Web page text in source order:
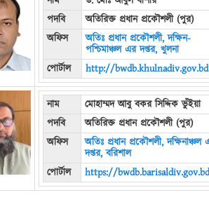
পদবি
অতিরিক্ত প্রধান প্রকৌশলী (পুর)
অফিস
অতিঃ প্রধান প্রকৌশলী, দক্ষিন-
পশ্চিমাঞ্চল এর দপ্তর, খুলনা
পোর্টাল
http://bwdb.khulnadiv.gov.bd
নাম
মোহাম্মদ আবু বকর সিদ্দিক ভুঁইয়া
পদবি
অতিরিক্ত প্রধান প্রকৌশলী (পুর)
অফিস
অতিঃ প্রধান প্রকৌশলী, দক্ষিনাঞ্চল
দপ্তর, বরিশাল
পোর্টাল
https://bwdb.barisaldiv.gov.bd